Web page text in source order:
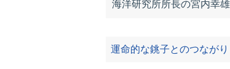
海洋研究所所長の宮内幸
運命的な銚子とのつながり